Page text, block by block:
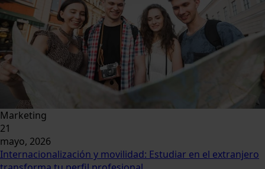
Marketing
21
mayo, 2026
Internacionalización y movilidad: Estudiar en el extranjero